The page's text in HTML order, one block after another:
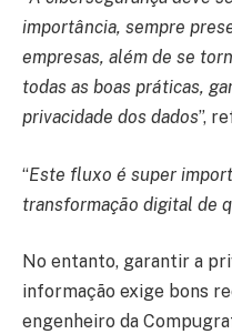
importância, sempre
empresas, além de se
todas as boas práticas,
privacidade dos dados”,
“Este fluxo é super
transformação digital de
No entanto, garantir a
informação exige bons
engenheiro da